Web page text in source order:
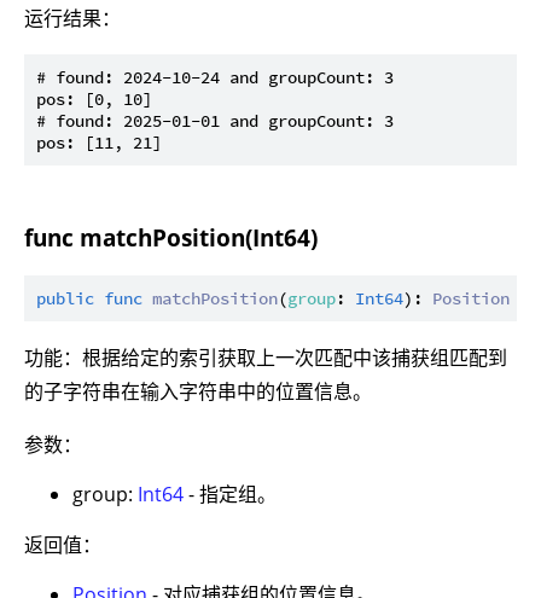
运行结果：
# found: 2024-10-24 and groupCount: 3
pos: [0, 10]
# found: 2025-01-01 and groupCount: 3
func matchPosition(Int64)
public func matchPosition(group: Int64): Position
功能：根据给定的索引获取上一次匹配中该捕获组匹配到
的子字符串在输入字符串中的位置信息。
参数：
group: Int64- 指定组。
返回值：